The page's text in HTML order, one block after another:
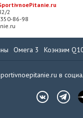
2
86-98
Омега 3 Коэнзим
в